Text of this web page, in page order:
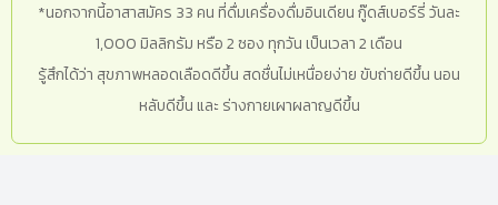
*นอกจากนี้อาสาสมัคร 33 คน ที่ดื่มเครื่องดื่มอินเดียน กู๊ดส์เบอร์รี่ วันละ
1,000 มิลลิกรัม หรือ 2 ซอง ทุกวัน เป็นเวลา 2 เดือน
รู้สึกได้ว่า สุขภาพหลอดเลือดดีขึ้น สดชื่นไม่เหนื่อยง่าย ขับถ่ายดีขึ้น นอน
หลับดีขึ้น และ ร่างกายเผาผลาญดีขึ้น